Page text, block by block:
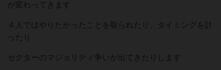
が変わってきます
４人ではやりたかったことを取られたり、タイミングを計
ったり
セクターのマジョリティ争いが出てきたりします